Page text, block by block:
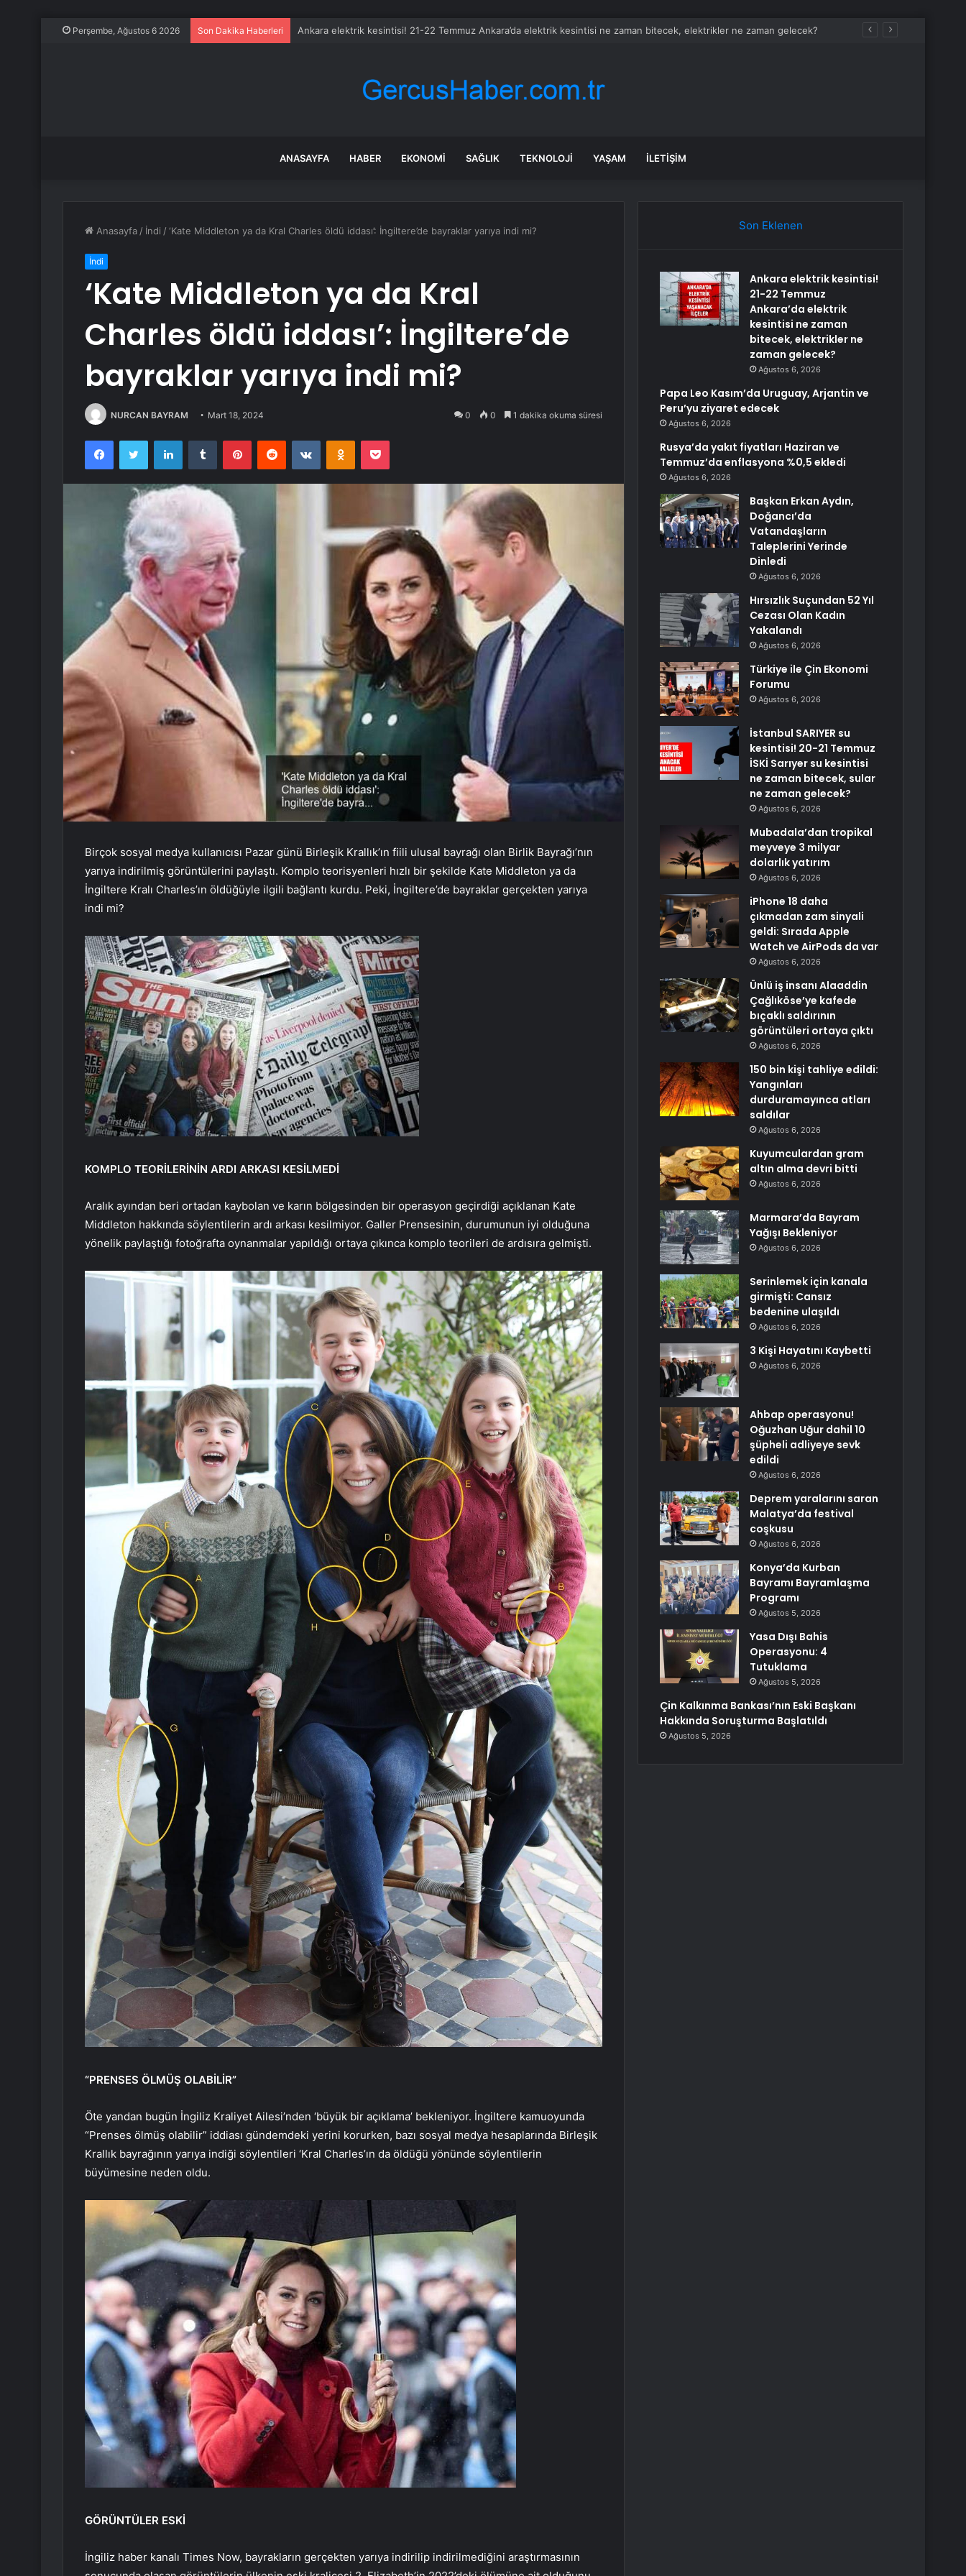
Perşembe, Ağustos 6 2026 Son Dakika Haberleri Papa Leo Kasım’da Uruguay, Arjantin ve Peru’yu ziyaret edecek
ANASAYFA HABER EKONOMI SAĞLIK TEKNOLOJI YAŞAM İLETIŞIM
Anasayfa / İndi /‘Kate Middleton ya da Kral Charles öldü iddası’: İngiltere’de bayraklar yarıya indi mi?
İndi
‘Kate Middleton ya da Kral
Charles öldü iddası’: İngiltere’de
bayraklar yarıya indi mi?
NURCAN BAYRAM Mart 18, 2024 0 0 1 dakika okuma süresi
FacebookTwitter LinkedInTumblr PinterestReddit VKontakteOdnoklassniki
Pocket
Birçok sosyal medya kullanıcısı Pazar günü Birleşik Krallık’ın fiili ulusal bayrağı olan Birlik Bayrağı’nın
yarıya indirilmiş görüntülerini paylaştı. Komplo teorisyenleri hızlı bir şekilde Kate Middleton ya da
İngiltere Kralı Charles’ın öldüğüyle ilgili bağlantı kurdu. Peki, İngiltere’de bayraklar gerçekten yarıya
indi mi?
KOMPLO TEORİLERİNİN ARDI ARKASI KESİLMEDİ
Aralık ayından beri ortadan kaybolan ve karın bölgesinden bir operasyon geçirdiği açıklanan Kate
Middleton hakkında söylentilerin ardı arkası kesilmiyor. Galler Prensesinin, durumunun iyi olduğuna
yönelik paylaştığı fotoğrafta oynanmalar yapıldığı ortaya çıkınca komplo teorileri de ardısıra gelmişti.
“PRENSES ÖLMÜŞ OLABİLİR”
Öte yandan bugün İngiliz Kraliyet Ailesi’nden ‘büyük bir açıklama’ bekleniyor. İngiltere kamuoyunda
“Prenses ölmüş olabilir” iddiası gündemdeki yerini korurken, bazı sosyal medya hesaplarında Birleşik
Krallık bayrağının yarıya indiği söylentileri ‘Kral Charles’ın da öldüğü yönünde söylentilerin
büyümesine neden oldu.
GÖRÜNTÜLER ESKİ
İngiliz haber kanalı Times Now, bayrakların gerçekten yarıya indirilip indirilmediğini araştırmasının
Son Eklenen
Ankara elektrik kesintisi!
21-22 Temmuz
Ankara’da elektrik
kesintisi ne zaman
bitecek, elektrikler ne
zaman gelecek?
Ağustos 6, 2026
Papa Leo Kasım’da Uruguay, Arjantin ve
Peru’yu ziyaret edecek
Ağustos 6, 2026
Rusya’da yakıt fiyatları Haziran ve
Temmuz’da enflasyona %0,5 ekledi
Ağustos 6, 2026
Başkan Erkan Aydın,
Doğancı’da
Vatandaşların
Taleplerini Yerinde
Dinledi
Ağustos 6, 2026
Hırsızlık Suçundan 52 Yıl
Cezası Olan Kadın
Yakalandı
Ağustos 6, 2026
Türkiye ile Çin Ekonomi
Forumu
Ağustos 6, 2026
İstanbul SARIYER su
kesintisi! 20-21 Temmuz
İSKİ Sarıyer su kesintisi
ne zaman bitecek, sular
ne zaman gelecek?
Ağustos 6, 2026
Mubadala’dan tropikal
meyveye 3 milyar
dolarlık yatırım
Ağustos 6, 2026
iPhone 18 daha
çıkmadan zam sinyali
geldi: Sırada Apple
Watch ve AirPods da var
Ağustos 6, 2026
Ünlü iş insanı Alaaddin
Çağlıköse’ye kafede
bıçaklı saldırının
görüntüleri ortaya çıktı
Ağustos 6, 2026
150 bin kişi tahliye edildi:
Yangınları
durduramayınca atları
saldılar
Ağustos 6, 2026
Kuyumculardan gram
altın alma devri bitti
Ağustos 6, 2026
Marmara’da Bayram
Yağışı Bekleniyor
Ağustos 6, 2026
Serinlemek için kanala
girmişti: Cansız
bedenine ulaşıldı
Ağustos 6, 2026
3 Kişi Hayatını Kaybetti
Ağustos 6, 2026
Ahbap operasyonu!
Oğuzhan Uğur dahil 10
şüpheli adliyeye sevk
edildi
Ağustos 6, 2026
Deprem yaralarını saran
Malatya’da festival
coşkusu
Ağustos 6, 2026
Konya’da Kurban
Bayramı Bayramlaşma
Programı
Ağustos 5, 2026
Yasa Dışı Bahis
Operasyonu: 4
Tutuklama
Ağustos 5, 2026
Çin Kalkınma Bankası’nın Eski Başkanı
Hakkında Soruşturma Başlatıldı
Ağustos 5, 2026